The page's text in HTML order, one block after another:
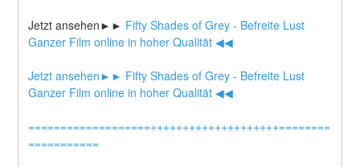
Jetzt ansehen►► Fifty Shades of Grey - Befreite Lust
Ganzer Film online in hoher Qualität ◀◀
Jetzt ansehen►► Fifty Shades of Grey - Befreite Lust
Ganzer Film online in hoher Qualität ◀◀
===================++++++++++++++++++++========
===========